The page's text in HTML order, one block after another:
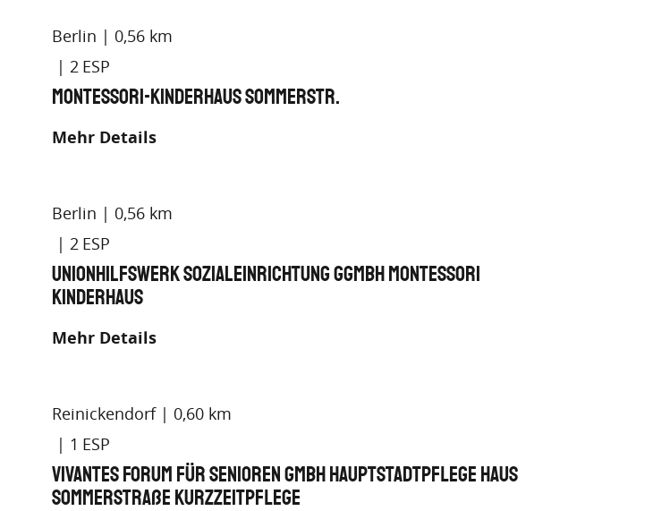
Berlin
0,56 km
2
Montessori-Kinderhaus Sommerstr.
Mehr Details
Berlin
0,56 km
2
Unionhilfswerk Sozialeinrichtung gGmbH Montessori
Kinderhaus
Mehr Details
Reinickendorf
0,60 km
1
Vivantes Forum für Senioren GmbH Hauptstadtpflege Haus
Sommerstraße Kurzzeitpflege